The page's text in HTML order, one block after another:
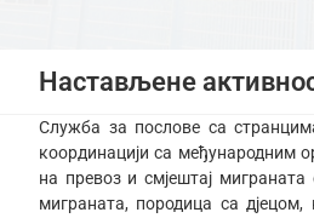
Настављене
Служба за послове са
координацији са међународним
на превоз и смјештај
миграната, породица са